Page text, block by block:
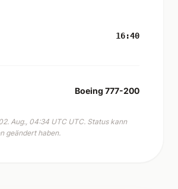
16:40
Boeing 777-200
Aug., 04:34 UTC UTC. Status kann
geändert haben.